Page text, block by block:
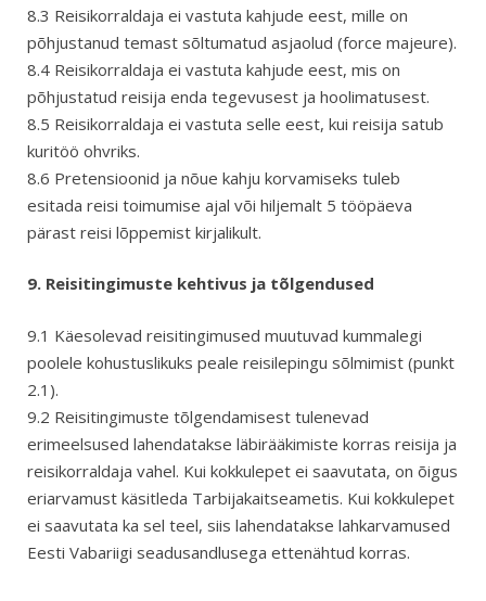
8.3 Reisikorraldaja ei vastuta kahjude eest, mille on
põhjustanud temast sõltumatud asjaolud (force majeure).
8.4 Reisikorraldaja ei vastuta kahjude eest, mis on
põhjustatud reisija enda tegevusest ja hoolimatusest.
8.5 Reisikorraldaja ei vastuta selle eest, kui reisija satub
kuritöö ohvriks.
8.6 Pretensioonid ja nõue kahju korvamiseks tuleb
esitada reisi toimumise ajal või hiljemalt 5 tööpäeva
pärast reisi lõppemist kirjalikult.
9. Reisitingimuste kehtivus ja tõlgendused
9.1 Käesolevad reisitingimused muutuvad kummalegi
poolele kohustuslikuks peale reisilepingu sõlmimist (punkt
2.1).
9.2 Reisitingimuste tõlgendamisest tulenevad
erimeelsused lahendatakse läbirääkimiste korras reisija ja
reisikorraldaja vahel. Kui kokkulepet ei saavutata, on õigus
eriarvamust käsitleda Tarbijakaitseametis. Kui kokkulepet
ei saavutata ka sel teel, siis lahendatakse lahkarvamused
Eesti Vabariigi seadusandlusega ettenähtud korras.